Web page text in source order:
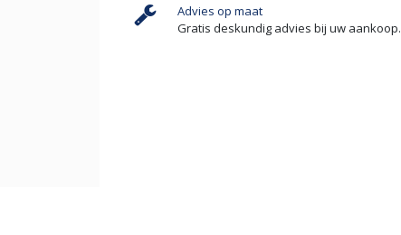
Advies op maat
Gratis deskundig advies bij uw aankoop.